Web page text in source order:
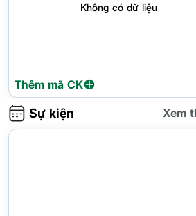
Không có dữ liệu
Thêm mã CK
Sự kiện Xem